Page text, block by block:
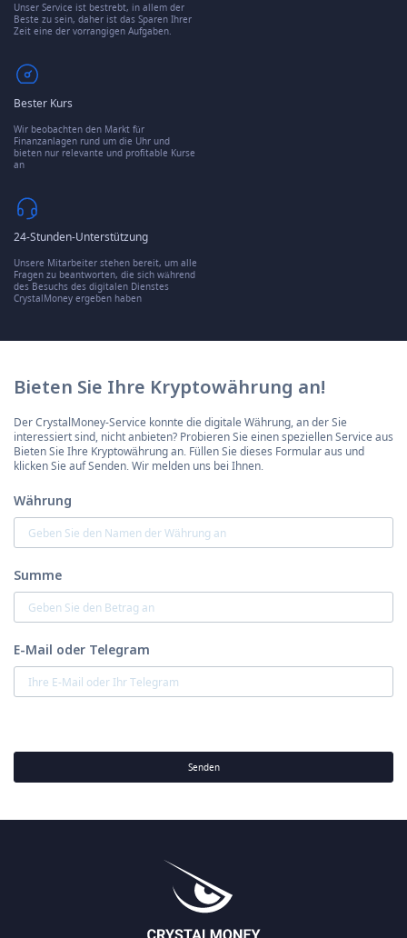
Unser Service ist bestrebt, in allem der
Beste zu sein, daher ist das Sparen Ihrer
Zeit eine der vorrangigen Aufgaben.
Bester Kurs
Wir beobachten den Markt für
Finanzanlagen rund um die Uhr und
bieten nur relevante und profitable Kurse
an
24-Stunden-Unterstützung
Unsere Mitarbeiter stehen bereit, um alle
Fragen zu beantworten, die sich während
des Besuchs des digitalen Dienstes
CrystalMoney ergeben haben
Bieten Sie Ihre Kryptowährung an!
Der CrystalMoney-Service konnte die digitale Währung, an der Sie
interessiert sind, nicht anbieten? Probieren Sie einen speziellen Service aus
Bieten Sie Ihre Kryptowährung an. Füllen Sie dieses Formular aus und
klicken Sie auf Senden. Wir melden uns bei Ihnen.
Währung
Summe
E-Mail oder Telegram
Senden